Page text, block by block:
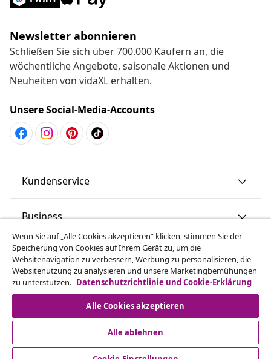
Newsletter abonnieren
Schließen Sie sich über 700.000 Käufern an, die
wöchentliche Angebote, saisonale Aktionen und
Neuheiten von vidaXL erhalten.
Unsere Social-Media-Accounts
Kundenservice
Business
vidaXL
Mehr entdecken
Wenn Sie auf „Alle Cookies akzeptieren“ klicken, stimmen Sie der
Speicherung von Cookies auf Ihrem Gerät zu, um die
Websitenavigation zu verbessern, Werbung zu personalisieren, die
Websitenutzung zu analysieren und unsere Marketingbemühungen
zu unterstützen. Datenschutzrichtlinie und Cookie-Erklärung
Alle Cookies akzeptieren
Alle ablehnen